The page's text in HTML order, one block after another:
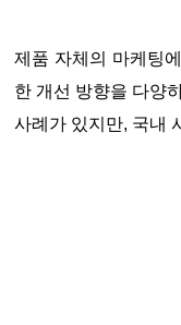
제품 자체의 마케팅
한 개선 방향을 다양
사례가 있지만, 국내